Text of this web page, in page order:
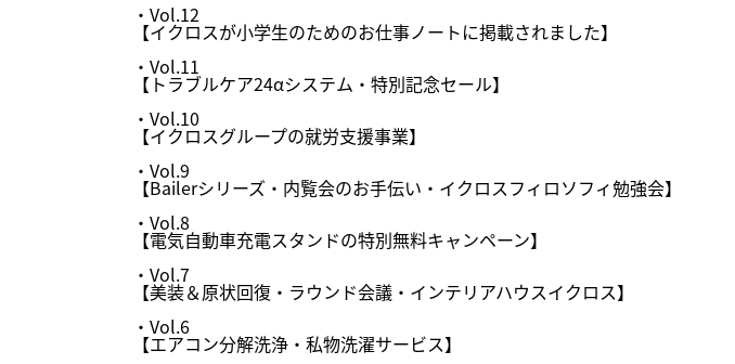
・ Vol.12
【イクロスが小学生のためのお仕事ノートに掲載されました】
・ Vol.11
【トラブルケア24αシステム・特別記念セール】
・ Vol.10
【イクロスグループの就労支援事業】
・ Vol.9
【Bailerシリーズ・内覧会のお手伝い・イクロスフィロソフィ勉強会】
・ Vol.8
【電気自動車充電スタンドの特別無料キャンペーン】
・ Vol.7
【美装＆原状回復・ラウンド会議・インテリアハウスイクロス】
・ Vol.6
【エアコン分解洗浄・私物洗濯サービス】